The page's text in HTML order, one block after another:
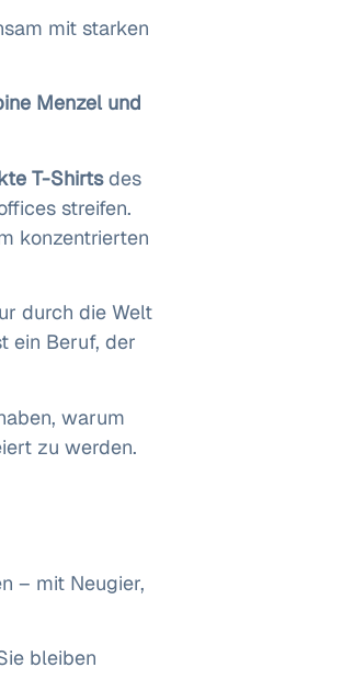
mit starken
Menzel und
T-Shirtsdes
streifen.
konzentrierten
durch die Welt
ein Beruf, der
warum
zu werden.
– mit Neugier,
bleiben